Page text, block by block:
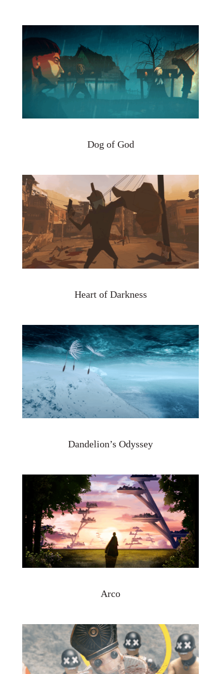
Dog of God
Heart of Darkness
Dandelion’s Odyssey
Arco